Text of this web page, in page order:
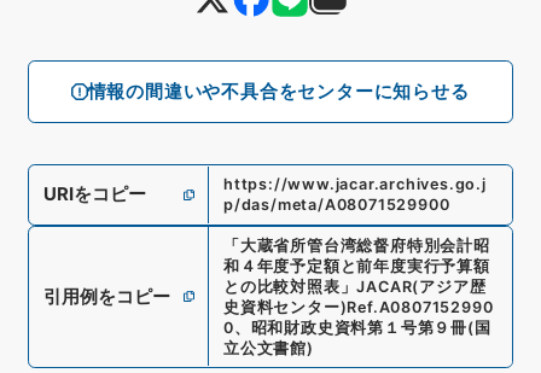
情報の間違いや不具合をセンターに知らせる
URIをコピー
https://www.jacar.archives.go.j
p/das/meta/A08071529900
引用例をコピー
「大蔵省所管台湾総督府特別会計昭
和４年度予定額と前年度実行予算額
との比較対照表 」JACAR(アジア歴
史資料センター)Ref.A0807152990
0、 昭和財政史資料第１号第９冊(国
立公文書館)